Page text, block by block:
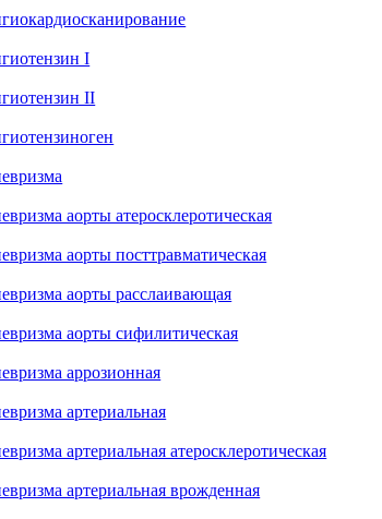
I
II
аорты атеросклеротическая
аорты посттравматическая
аорты расслаивающая
аорты сифилитическая
аррозионная
артериальная
артериальная атеросклеротическая
артериальная врожденная